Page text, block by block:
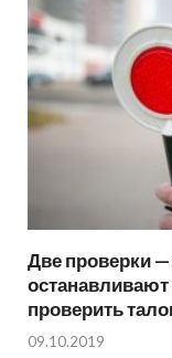
Две проверки —
проверить
09.10.2019